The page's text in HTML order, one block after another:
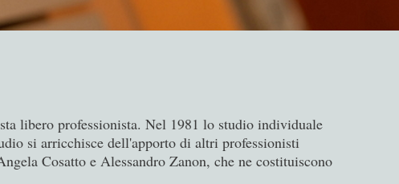
libero professionista. Nel 1981 lo studio individuale
si arricchisce dell'apporto di altri professionisti
Cosatto e Alessandro Zanon, che ne costituiscono